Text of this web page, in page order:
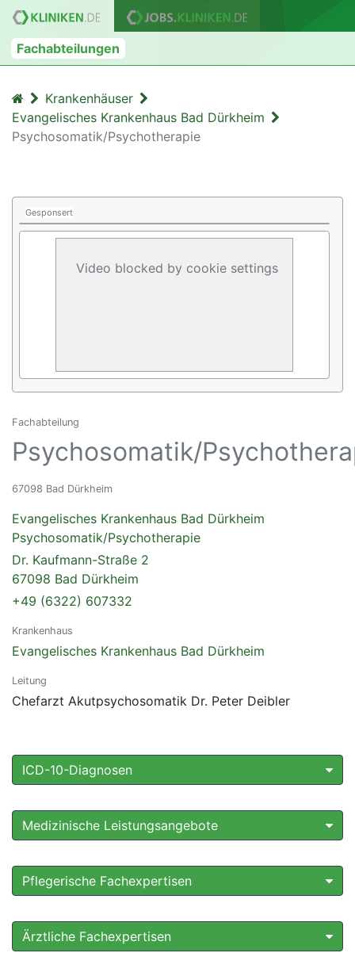
Fachabteilungen
Krankenhäuser
Evangelisches Krankenhaus Bad Dürkheim
Psychosomatik/Psychotherapie
Gesponsert
Video blocked by cookie settings
Fachabteilung
Psychosomatik/
67098 Bad Dürkheim
Evangelisches Krankenhaus Bad Dürkheim
Psychosomatik/Psychotherapie
Dr. Kaufmann-Straße 2
67098 Bad Dürkheim
+49 (6322) 607332
Krankenhaus
Evangelisches Krankenhaus Bad Dürkheim
Leitung
Chefarzt Akutpsychosomatik Dr. Peter Deibler
ICD-10-Diagnosen
Medizinische Leistungsangebote
Pflegerische Fachexpertisen
Ärztliche Fachexpertisen